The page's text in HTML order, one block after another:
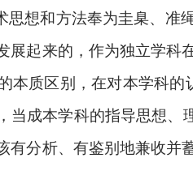
思想和方法奉为圭臬、
展起来的，作为独立学
本质区别，在对本学科
当成本学科的指导思想
有分析、有鉴别地兼收